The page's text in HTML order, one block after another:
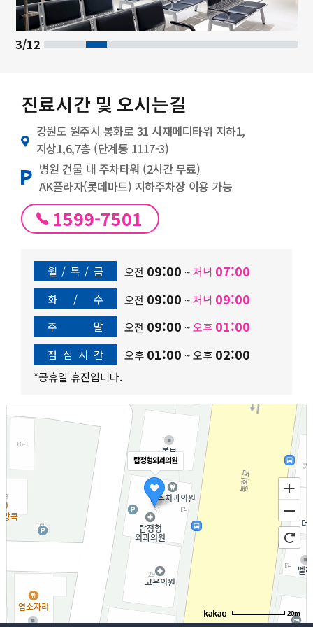
4/12
진료시간 및 오시는길
강원도 원주시 봉화로 31 시재메디타워 지하1,
지상1,6,7층 (단계동 1117-3)
병원 건물 내 주차타워 (2시간 무료)
AK플라자(롯데마트) 지하주차장 이용 가능
1599-7501
월 / 목 / 금 오전 09:00 ~저녁 07:00
화 / 수 오전 09:00 ~저녁 09:00
주 말 오전 09:00 ~오후 01:00
점 심 시 간 오후 01:00 ~오후 02:00
*공휴일 휴진입니다.
탑정형외과의원
20m